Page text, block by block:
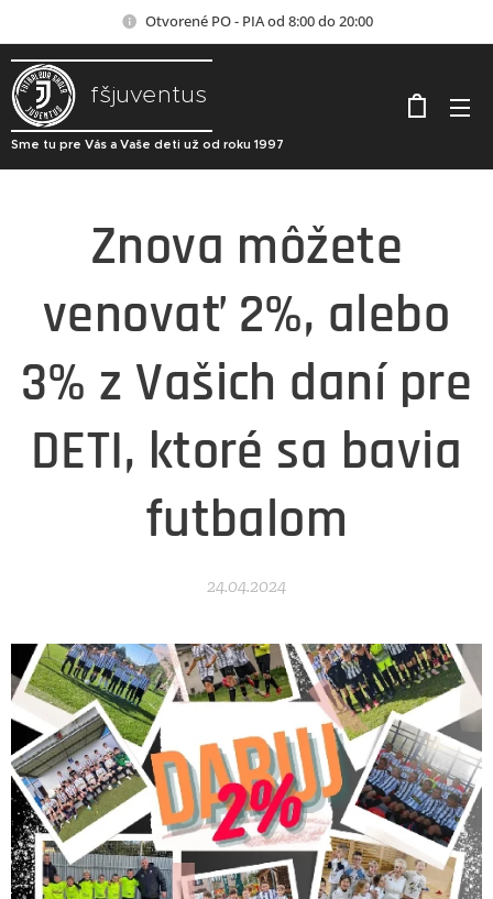
Otvorené PO - PIA od 8:00 do 20:00
fšjuventus
Sme tu pre Vás a Vaše deti už od roku 1997
Znova môžete
venovať 2%, alebo
3% z Vašich daní pre
DETI, ktoré sa bavia
futbalom
24.04.2024